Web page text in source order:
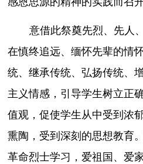
意借此祭奠先烈、先人
在慎终追远、缅怀先辈的情
统、继承传统、弘扬传统、
主义情感，引导学生树立正
值观，促使学生从中受到浓
熏陶，受到深刻的思想教育
革命烈士学习，爱祖国、爱